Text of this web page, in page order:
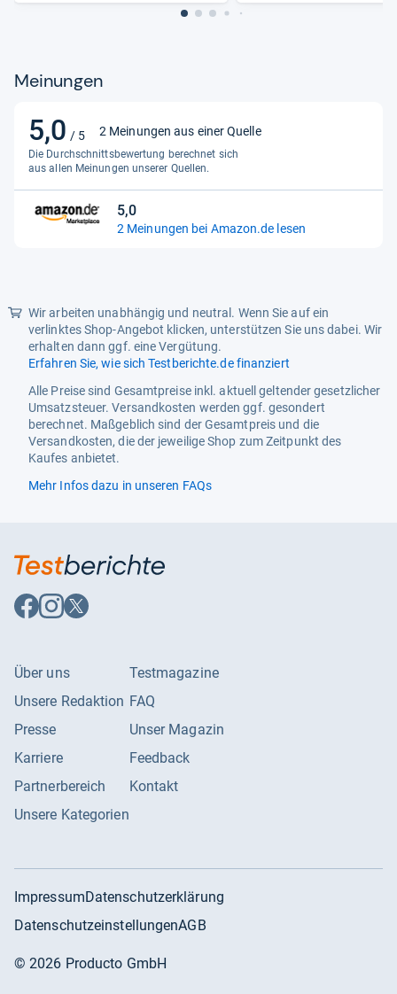
Ursprungsland
Meinungen
5,0 / 5
5,0
von
5
Sternen
2 Meinungen aus einer Quelle
Die Durchschnittsbewertung berechnet sich
aus allen Meinungen unserer Quellen.
5,0
5,0
von
2 Meinungen bei Amazon.de lesen
Wir arbeiten unabhängig und neutral. Wenn Sie auf ein
verlinktes Shop-Angebot klicken, unterstützen Sie uns dabei. Wir
erhalten dann ggf. eine Vergütung.
Erfahren Sie, wie sich Testberichte.de finanziert
Alle Preise sind Gesamtpreise inkl. aktuell geltender gesetzlicher
Umsatzsteuer. Versandkosten werden ggf. gesondert
berechnet. Maßgeblich sind der Gesamtpreis und die
Versandkosten, die der jeweilige Shop zum Zeitpunkt des
Kaufes anbietet.
Mehr Infos dazu in unseren FAQs
Auf
Facebook
Auf
Instagram
Auf
X
Über uns
Unsere Redaktion
Presse
Karriere
Partnerbereich
Unsere Kategorien
Testmagazine
FAQ
Unser Magazin
Feedback
Kontakt
ImpressumDatenschutzerklärung
DatenschutzeinstellungenAGB
©2026 Producto GmbH